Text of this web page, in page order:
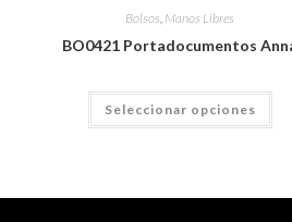
Bolsos, Manos Libres
BO0421 Portadocumentos
Seleccionar opciones